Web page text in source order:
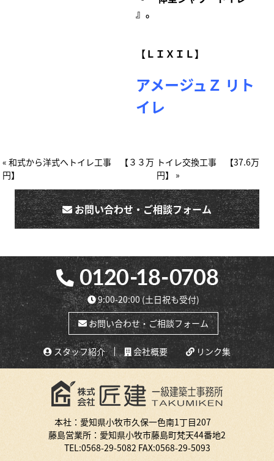
』。
【ＬＩＸＩＬ】
アメージュＺ リト
イレ
« 和式から洋式へトイレ工事 【３３万
円】
トイレ交換工事 【37.6万
円】 »
お問い合わせ・ご相談フォーム
9:00-20:00(土日祝も受付)
お問い合わせ・ご相談フォーム
スタッフ紹介 会社概要 リンク集
本社：愛知県小牧市久保一色南1丁目207
藤島営業所：愛知県小牧市藤島町梵天44番地2
TEL:0568-29-5082 FAX:0568-29-5093